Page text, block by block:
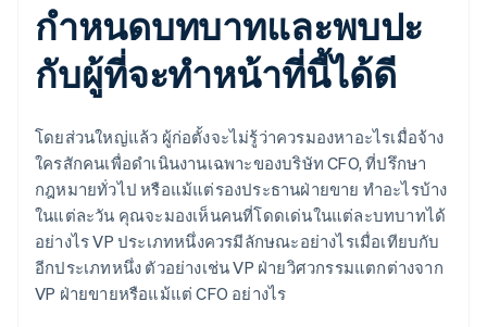
กำหนดบทบาทและพบปะ
กับผู้ที่จะทำหน้าที่นี้ได้ดี
โดยส่วนใหญ่แล้ว ผู้ก่อตั้งจะไม่รู้ว่าควรมองหาอะไรเมื่อจ้าง
ใครสักคนเพื่อดําเนินงานเฉพาะของบริษัท CFO, ที่ปรึกษา
กฎหมายทั่วไป หรือแม้แต่รองประธานฝ่ายขาย ทำอะไรบ้าง
ในแต่ละวัน คุณจะมองเห็นคนที่โดดเด่นในแต่ละบทบาทได้
อย่างไร VP ประเภทหนึ่งควรมีลักษณะอย่างไรเมื่อเทียบกับ
อีกประเภทหนึ่ง ตัวอย่างเช่น VP ฝ่ายวิศวกรรมแตกต่างจาก
VP ฝ่ายขายหรือแม้แต่ CFO อย่างไร